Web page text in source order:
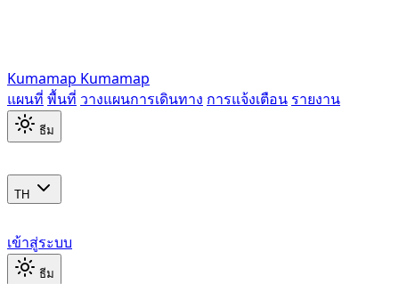
Kumamap Kumamap
แผนที่ พื้นที่ วางแผนการเดินทาง การแจ้งเตือน รายงาน
ธีม
TH
เข้าสู่ระบบ
ธีม